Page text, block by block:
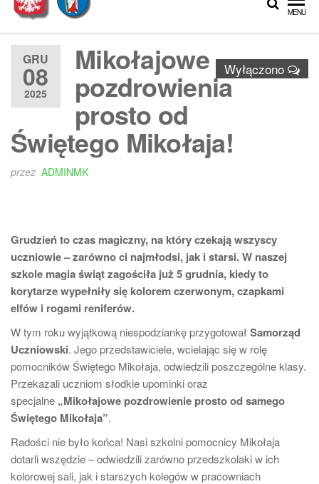
Podstawowa
im. Św.
Królowej
Jadwigi w
Hermanowej
im. Św.
Królowej
Jadwigi w
Hermanowej
MENU
GRU
08
2025
Wyłączono
Mikołajowe
pozdrowienia
prosto od
Świętego Mikołaja!
przez ADMINMK
Grudzień to czas magiczny, na który czekają wszyscy
uczniowie – zarówno ci najmłodsi, jak i starsi. W naszej
szkole magia świąt zagościła już 5 grudnia, kiedy to
korytarze wypełniły się kolorem czerwonym, czapkami
elfów i rogami reniferów.
W tym roku wyjątkową niespodziankę przygotował Samorząd
Uczniowski. Jego przedstawiciele, wcielając się w rolę
pomocników Świętego Mikołaja, odwiedzili poszczególne klasy.
Przekazali uczniom słodkie upominki oraz
specjalne „Mikołajowe pozdrowienie prosto od samego
Świętego Mikołaja”.
Radości nie było końca! Nasi szkolni pomocnicy Mikołaja
dotarli wszędzie – odwiedzili zarówno przedszkolaki w ich
kolorowej sali, jak i starszych kolegów w pracowniach